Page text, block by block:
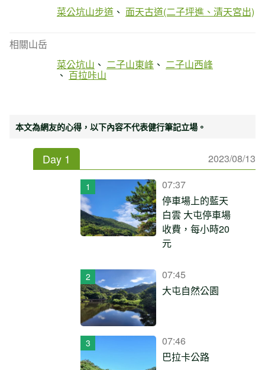
菜公坑山步道
面天古道(二子坪進、清天宮出)
相關山岳
菜公坑山
二子山東峰 二子山西峰
百拉咔山
本文為網友的心得，以下內容不代表健行筆記立場。
Day 1
2023/08/13
07:37
停車場上的藍天
白雲 大屯停車場
收費，每小時20
元
07:45
大屯自然公園
07:46
巴拉卡公路